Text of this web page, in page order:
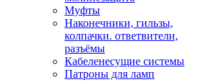
Муфты
Наконечники, гильзы,
колпачки. ответвители,
разъёмы
Кабеленесущие системы
Патроны для ламп